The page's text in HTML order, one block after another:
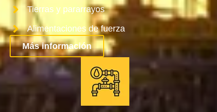
Tierras y pararrayos
Alimentaciones de fuerza
Más información